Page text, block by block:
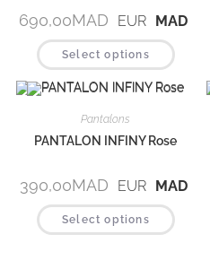
690,00MAD EUR MAD
Select options
Pantalons
PANTALON INFINY Rose
390,00MAD EUR MAD
Select options